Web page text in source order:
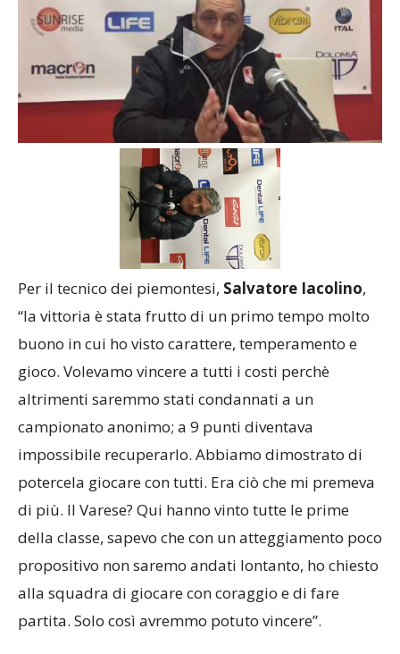
Per il tecnico dei piemontesi, Salvatore Iacolino
“la vittoria è stata frutto di un primo tempo molto
buono in cui ho visto carattere, temperamento e
gioco. Volevamo vincere a tutti i costi perchè
altrimenti saremmo stati condannati a un
campionato anonimo; a 9 punti diventava
impossibile recuperarlo. Abbiamo dimostrato di
potercela giocare con tutti. Era ciò che mi premeva
di più. Il Varese? Qui hanno vinto tutte le prime
della classe, sapevo che con un atteggiamento poco
propositivo non saremo andati lontanto, ho chiesto
alla squadra di giocare con coraggio e di fare
partita. Solo così avremmo potuto vincere”.